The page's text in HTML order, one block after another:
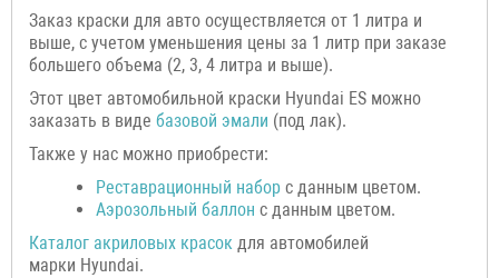
Заказ краски для авто осуществляется от 1 литра и
выше, с учетом уменьшения цены за 1 литр при заказе
большего объема (2, 3, 4 литра и выше).
Этот цвет автомобильной краски Hyundai ES можно
заказать в виде базовой эмали (под лак).
Также у нас можно приобрести:
Реставрационный набор с данным цветом.
Аэрозольный баллон с данным цветом.
Каталог акриловых красок для автомобилей
марки Hyundai.